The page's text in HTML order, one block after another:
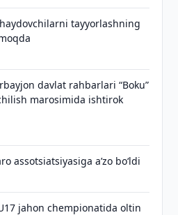
tayyorlashning
davlat rahbarlari “Boku”
marosimida ishtirok
assotsiatsiyasiga aʼzo bo‘ldi
jahon chempionatida oltin